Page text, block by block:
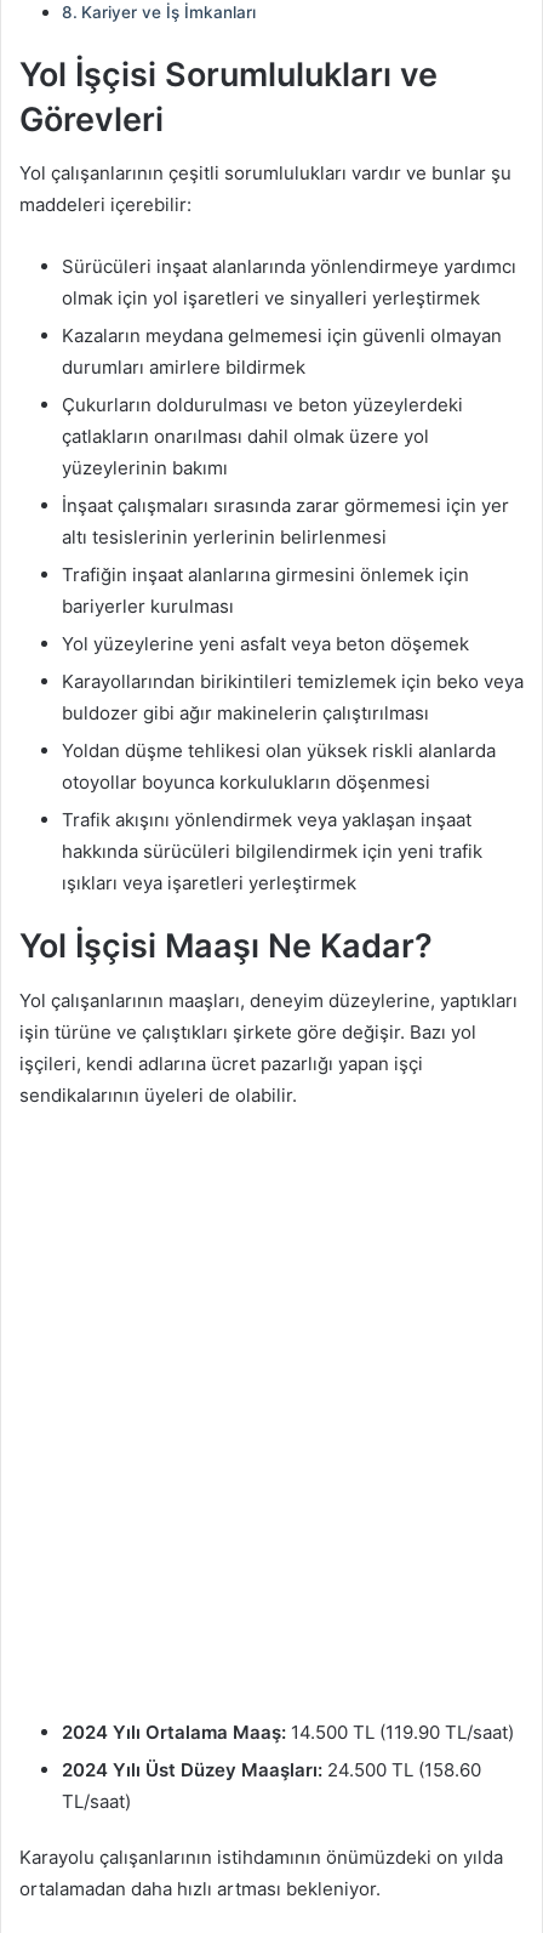
Kariyer ve İş İmkanları
Yol İşçisi Sorumlulukları ve
Görevleri
Yol çalışanlarının çeşitli sorumlulukları vardır ve bunlar şu
maddeleri içerebilir:
Sürücüleri inşaat alanlarında yönlendirmeye yardımcı
olmak için yol işaretleri ve sinyalleri yerleştirmek
Kazaların meydana gelmemesi için güvenli olmayan
durumları amirlere bildirmek
Çukurların doldurulması ve beton yüzeylerdeki
çatlakların onarılması dahil olmak üzere yol
yüzeylerinin bakımı
İnşaat çalışmaları sırasında zarar görmemesi için yer
altı tesislerinin yerlerinin belirlenmesi
Trafiğin inşaat alanlarına girmesini önlemek için
bariyerler kurulması
Yol yüzeylerine yeni asfalt veya beton döşemek
Karayollarından birikintileri temizlemek için beko veya
buldozer gibi ağır makinelerin çalıştırılması
Yoldan düşme tehlikesi olan yüksek riskli alanlarda
otoyollar boyunca korkulukların döşenmesi
Trafik akışını yönlendirmek veya yaklaşan inşaat
hakkında sürücüleri bilgilendirmek için yeni trafik
ışıkları veya işaretleri yerleştirmek
Yol İşçisi Maaşı Ne Kadar?
Yol çalışanlarının maaşları, deneyim düzeylerine, yaptıkları
işin türüne ve çalıştıkları şirkete göre değişir. Bazı yol
işçileri, kendi adlarına ücret pazarlığı yapan işçi
sendikalarının üyeleri de olabilir.
2024 Yılı Ortalama Maaş: 14.500 TL (119.90 TL/saat)
2024 Yılı Üst Düzey Maaşları: 24.500 TL (158.60
TL/saat)
Karayolu çalışanlarının istihdamının önümüzdeki on yılda
ortalamadan daha hızlı artması bekleniyor.